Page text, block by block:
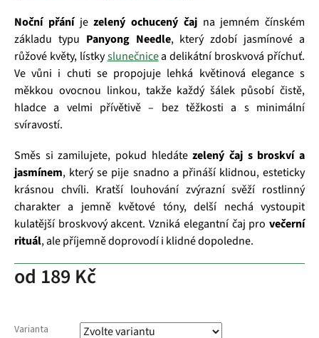
od 189 Kč
Varianta
Noční přáníjezelený ochucený čajna jemném čínském
základu typu Panyong Needle, který zdobí jasmínové a
růžové květy, lístkyslunečnicea delikátní broskvová příchuť.
Ve vůni i chuti se propojuje lehká květinová elegance s
měkkou ovocnou linkou, takže každý šálek působí čistě,
hladce a velmi přívětivě – bez těžkosti a s minimální
svíravostí.
Směs si zamilujete, pokud hledátezelený čaj s broskví a
jasmínem, který se pije snadno a přináší klidnou, esteticky
krásnou chvíli. Kratší louhování zvýrazní svěží rostlinný
charakter a jemně květové tóny, delší nechá vystoupit
kulatější broskvový akcent. Vzniká elegantní čaj pro večerní
rituál, ale příjemně doprovodí i klidné dopoledne.